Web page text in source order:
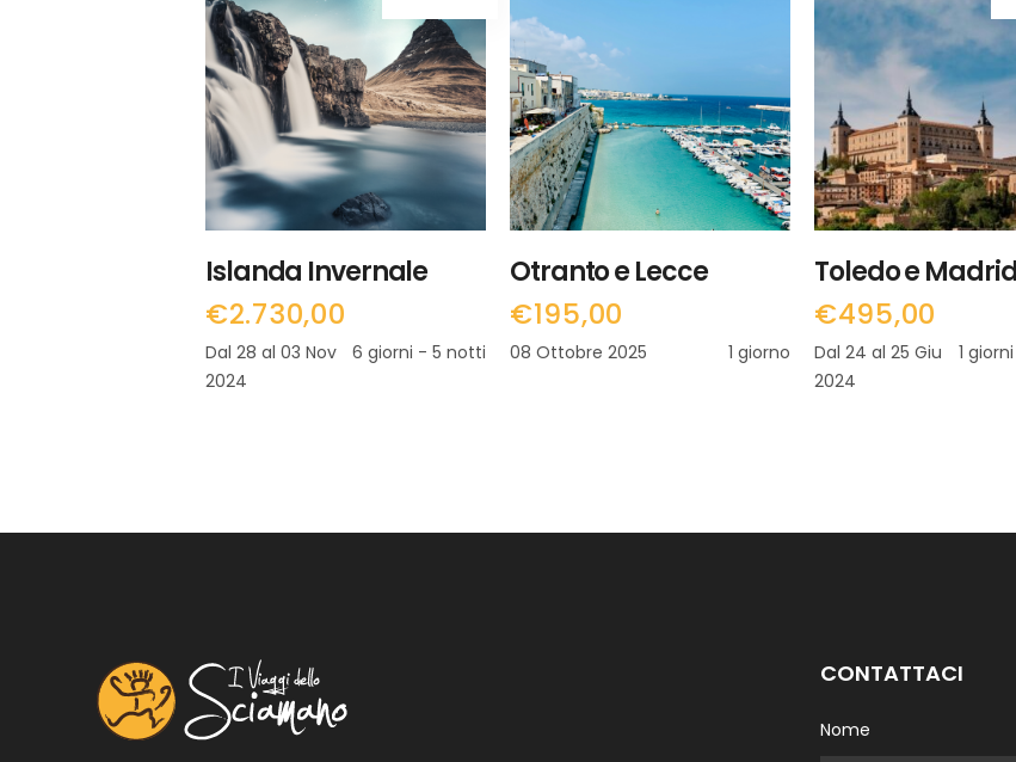
LEGGI TUTTO
Islanda Invernale
€2.730,00
Dal 28 al 03 Nov
2024
6 giorni - 5 notti
LEGGI TUTTO
Otranto e Lecce
€195,00
08 Ottobre 2025 1 giorno
LEGGI TUTTO
Toledo e Madrid
€495,00
Dal 24 al 25 Giu
2024
1
CONTATTACI
Nome